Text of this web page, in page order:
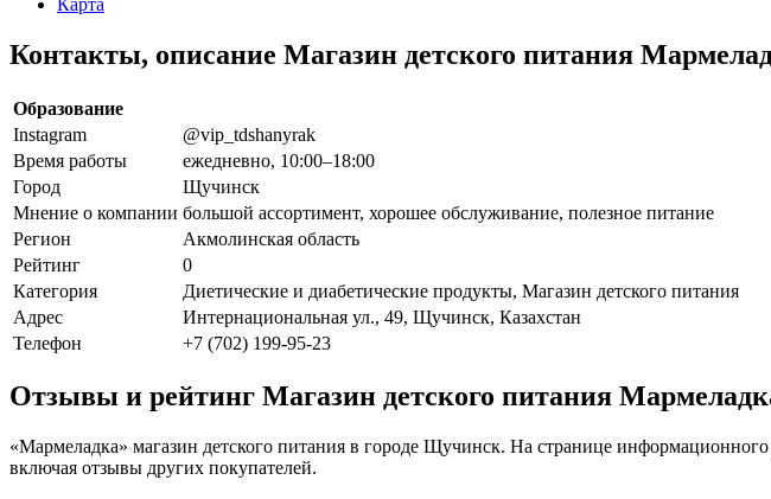
Контакты, описание Магазин детского питания
Образование
Instagram
@vip_tdshanyrak
Время работы
ежедневно, 10:00–18:00
Город
Щучинск
Мнение о компании большой ассортимент, хорошее обслуживание, полезное питание
Регион
Акмолинская область
Рейтинг
0
Категория
Диетические и диабетические продукты, Магазин детского питания
Адрес
Интернациональная ул., 49, Щучинск, Казахстан
Телефон
+7 (702) 199-95-23
Отзывы и рейтинг Магазин детского питания
«Мармеладка» магазин детского питания в городе Щучинск. На странице
включая отзывы других покупателей.